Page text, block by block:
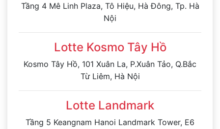
Tầng 4 Mê Linh Plaza, Tô Hiệu, Hà Đông, Tp. Hà
Nội
Lotte Kosmo Tây Hồ
Kosmo Tây Hồ, 101 Xuân La, P.Xuân Tảo, Q.Bắc
Từ Liêm, Hà Nội
Lotte Landmark
Tầng 5 Keangnam Hanoi Landmark Tower, E6